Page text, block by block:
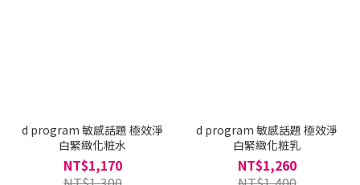
d program 敏感話題 極效淨
白緊緻化粧水
NT$1,170
d program 敏感話題 極效淨
白緊緻化粧乳
NT$1,260